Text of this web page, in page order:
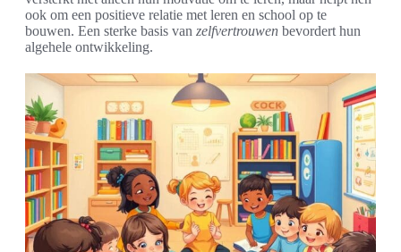
ook om een positieve relatie met leren en school op te
bouwen. Een sterke basis van zelfvertrouwen bevordert hun
algehele ontwikkeling.